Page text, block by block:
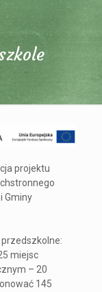
projektu
Gminy
miejsc
– 20
145